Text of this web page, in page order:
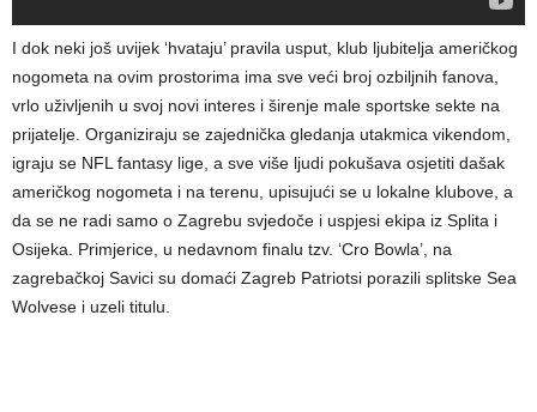
I dok neki još uvijek ‘hvataju’ pravila usput, klub ljubitelja američkog
nogometa na ovim prostorima ima sve veći broj ozbiljnih fanova,
vrlo uživljenih u svoj novi interes i širenje male sportske sekte na
prijatelje. Organiziraju se zajednička gledanja utakmica vikendom,
igraju se NFL fantasy lige, a sve više ljudi pokušava osjetiti dašak
američkog nogometa i na terenu, upisujući se u lokalne klubove, a
da se ne radi samo o Zagrebu svjedoče i uspjesi ekipa iz Splita i
Osijeka. Primjerice, u nedavnom finalu tzv. ‘Cro Bowla’, na
zagrebačkoj Savici su domaći Zagreb Patriotsi porazili splitske Sea
Wolvese i uzeli titulu.